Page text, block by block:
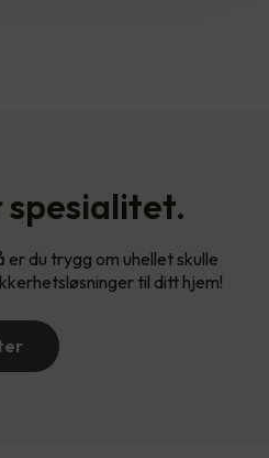
spesialitet.
er du trygg om uhellet skulle
til ditt hjem!